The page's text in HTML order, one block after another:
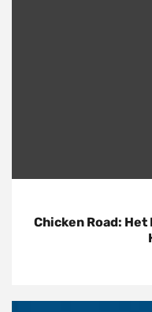
Chicken Road: